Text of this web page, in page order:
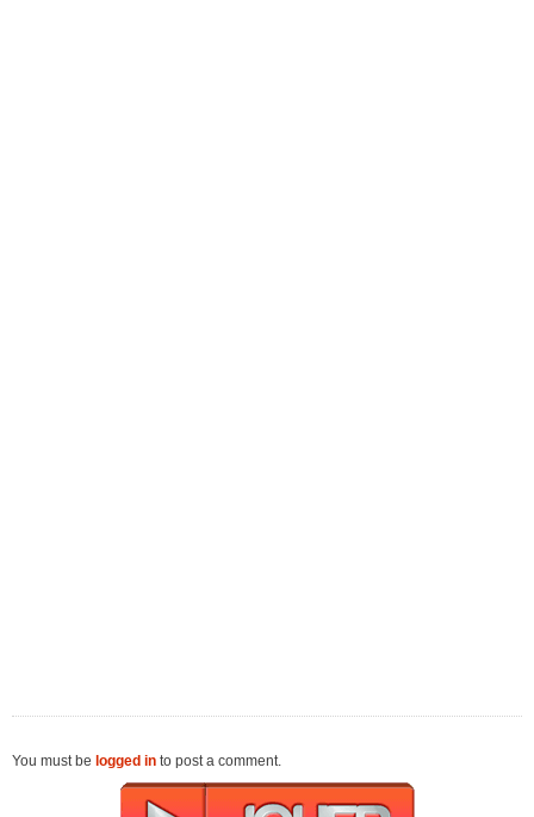
You must be logged in to post a comment.